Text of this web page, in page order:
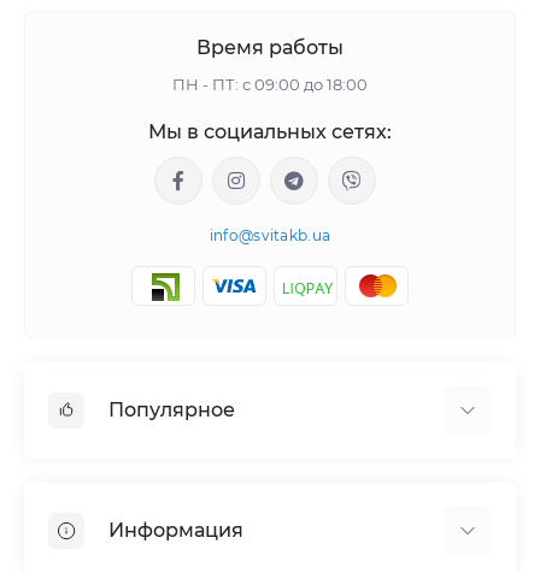
Время работы
ПН - ПТ: с 09:00 до 18:00
Мы в социальных сетях:
info@svitakb.ua
Популярное
Системы хранения энергии
Информация